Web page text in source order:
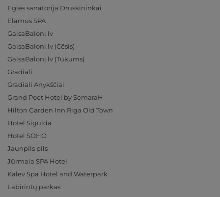
Eglės sanatorija Druskininkai
Elamus SPA
GaisaBaloni.lv
GaisaBaloni.lv (Cēsis)
GaisaBaloni.lv (Tukums)
Gradiali
Gradiali Anykščiai
Grand Poet Hotel by SemaraH
Hilton Garden Inn Riga Old Town
Hotel Sigulda
Hotel SOHO
Jaunpils pils
Jūrmala SPA Hotel
Kalev Spa Hotel and Waterpark
Labirintų parkas